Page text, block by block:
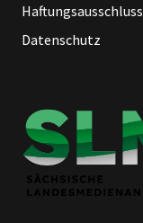
Datenschutz